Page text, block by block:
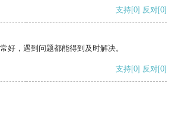
支持[0] 反对[0]
好，遇到问题都能得到及时解决。
支持[0] 反对[0]